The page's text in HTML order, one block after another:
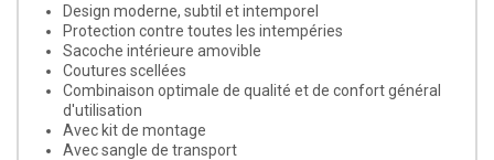
Design moderne, subtil et intemporel
Protection contre toutes les intempéries
Sacoche intérieure amovible
Coutures scellées
Combinaison optimale de qualité et de confort général
d'utilisation
Avec kit de montage
Avec sangle de transport